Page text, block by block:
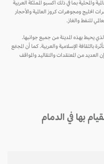
بما في ذلك اكسبو المملكة العربية
ومجوهرات كروز العالمية والأحجار
للنفط والغاز.
يحيط بهذه المدينة من جميع جوانبها.
الإسلامية والعربية. كما أن المجتمع
من المعتقدات والتقاليد والمواقف
بها في الدمام